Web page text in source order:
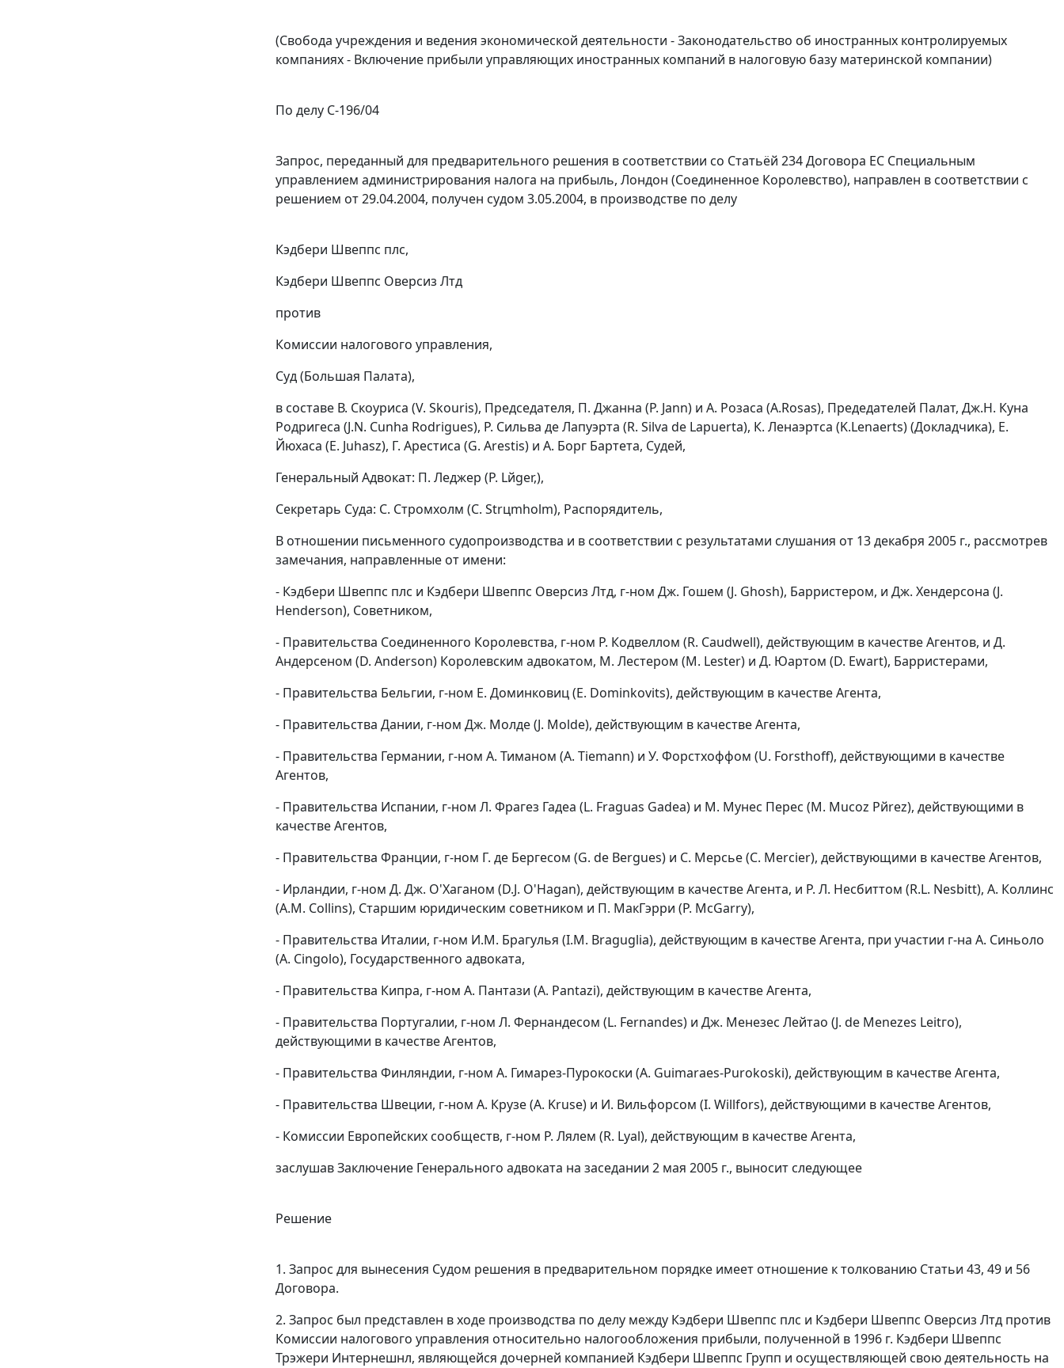
(Свобода учреждения и ведения экономической деятельности - Законодательство об иностранных контролируемых
компаниях - Включение прибыли управляющих иностранных компаний в налоговую базу материнской компании)
По делу С-196/04
Запрос, переданный для предварительного решения в соответствии со Статьёй 234Договора ЕС Специальным
управлением администрирования налога на прибыль, Лондон (Соединенное Королевство), направлен в соответствии с
решением от 29.04.2004, получен судом 3.05.2004, в производстве по делу
Кэдбери Швеппс плс,
Кэдбери Швеппс Оверсиз Лтд
против
Комиссии налогового управления,
Суд (Большая Палата),
в составе В. Скоуриса (V. Skouris), Председателя, П. Джанна (P. Jann) и А. Розаса (A.Rosas), Предедателей Палат, Дж.Н. Куна
Родригеса (J.N. Cunha Rodrigues), Р. Сильва де Лапуэрта (R. Silva de Lapuerta), К. Ленаэртса (K.Lenaerts) (Докладчика), Е.
Йюхаса (E. Juhasz), Г. Арестиса (G. Arestis) и А. Борг Бартета, Судей,
Генеральный Адвокат: П. Леджер (P. Lйger,),
Секретарь Суда: С. Стромхолм (C. Strцmholm), Распорядитель,
В отношении письменного судопроизводства и в соответствии с результатами слушания от 13 декабря 2005 г., рассмотрев
замечания, направленные от имени:
- Кэдбери Швеппс плс и Кэдбери Швеппс Оверсиз Лтд, г-ном Дж. Гошем (J. Ghosh), Барристером, и Дж. Хендерсона (J.
Henderson), Советником,
- Правительства Соединенного Королевства, г-ном Р. Кодвеллом (R. Caudwell), действующим в качестве Агентов, и Д.
Андерсеном (D. Anderson) Королевским адвокатом, М. Лестером (M. Lester) и Д. Юартом (D. Ewart), Барристерами,
- Правительства Бельгии, г-ном Е. Доминковиц (E. Dominkovits), действующим в качестве Агента,
- Правительства Дании, г-ном Дж. Молде (J. Molde), действующим в качестве Агента,
- Правительства Германии, г-ном А. Тиманом (A. Tiemann) и У. Форстхоффом (U. Forsthoff), действующими в качестве
Агентов,
- Правительства Испании, г-ном Л. Фрагез Гадеа (L. Fraguas Gadea) и М. Мунес Перес (M. Muсoz Pйrez), действующими в
качестве Агентов,
- Правительства Франции, г-ном Г. де Бергесом (G. de Bergues) и С. Мерсье (C. Mercier), действующими в качестве Агентов,
- Ирландии, г-ном Д. Дж. О'Хаганом (D.J. O'Hagan), действующим в качестве Агента, и Р. Л. Несбиттом (R.L. Nesbitt), А. Коллинс
(A.M. Collins), Старшим юридическим советником и П. МакГэрри (P. McGarry),
- Правительства Италии, г-ном И.М. Брагулья (I.M. Braguglia), действующим в качестве Агента, при участии г-на А. Синьоло
(A. Cingolo), Государственного адвоката,
- Правительства Кипра, г-ном А. Пантази (A. Pantazi), действующим в качестве Агента,
- Правительства Португалии, г-ном Л. Фернандесом (L. Fernandes) и Дж. Менезес Лейтао (J. de Menezes Leitгo),
действующими в качестве Агентов,
- Правительства Финляндии, г-ном А. Гимарез-Пурокоски (A. Guimaraes-Purokoski), действующим в качестве Агента,
- Правительства Швеции, г-ном А. Крузе (A. Kruse) и И. Вильфорсом (I. Willfors), действующими в качестве Агентов,
- Комиссии Европейских сообществ, г-ном Р. Лялем (R. Lyal), действующим в качестве Агента,
заслушав Заключение Генерального адвоката на заседании 2 мая 2005 г., выносит следующее
Решение
1. Запрос для вынесения Судом решения в предварительном порядке имеет отношение к толкованию Статьи 43, 49 и 56
Договора.
2. Запрос был представлен в ходе производства по делу между Кэдбери Швеппс плс и Кэдбери Швеппс Оверсиз Лтд против
Комиссии налогового управления относительно налогообложения прибыли, полученной в 1996 г. Кэдбери Швеппс
Трэжери Интернешнл, являющейся дочерней компанией Кэдбери Швеппс Групп и осуществляющей свою деятельность на